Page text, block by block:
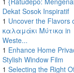
Dekat Sosok Inspiratif
1 Uncover the Flavors
καλαμάκι Μύτικα in
Weste...
1 Enhance Home
Stylish Window Film
1 Selecting the Right